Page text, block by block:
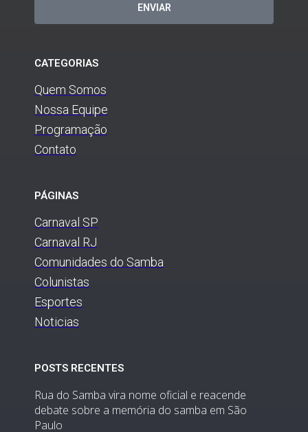
ENVIAR
CATEGORIAS
Quem Somos
Nossa Equipe
Programação
Contato
PÁGINAS
Carnaval SP
Carnaval RJ
Comunidades do Samba
Colunistas
Esportes
Noticias
POSTS RECENTES
Rua do Samba vira nome oficial e reacende
debate sobre a memória do samba em São
Paulo